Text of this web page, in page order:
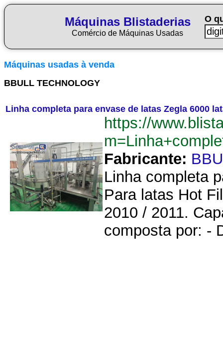
Máquinas Blistaderias
Comércio de Máquinas Usadas
O
Máquinas usadas à venda
BBULL TECHNOLOGY
Linha completa para envase de latas Zegla 6000
https://
Fabricante:
Linha completa
Para latas Hot
2010 / 2011.
composta por: -